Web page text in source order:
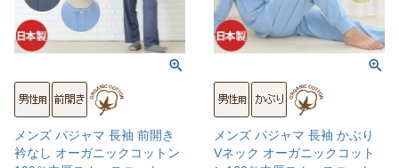
メンズ パジャマ 長袖 前開き
衿なし オーガニックコットン
メンズ パジャマ 長袖 かぶり
Vネック オーガニックコット